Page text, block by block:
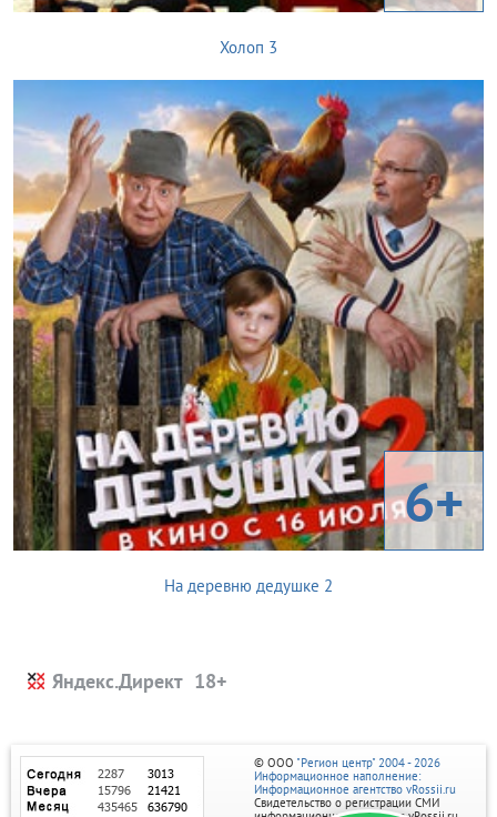
Холоп 3
6+
На деревню дедушке 2
Яндекс.Директ
© ООО "Регион центр" 2004 - 2026
Информационное наполнение:
Информационное агентство vRossii.ru
Свидетельство о регистрации СМИ